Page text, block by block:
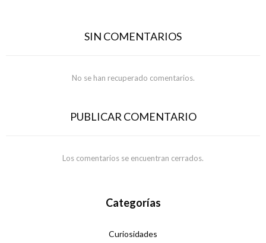
SIN COMENTARIOS
No se han recuperado comentarios.
PUBLICAR COMENTARIO
Los comentarios se encuentran cerrados.
Categorías
Curiosidades